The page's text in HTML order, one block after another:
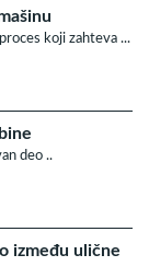
koji zahteva ...
deo ..
između ulične